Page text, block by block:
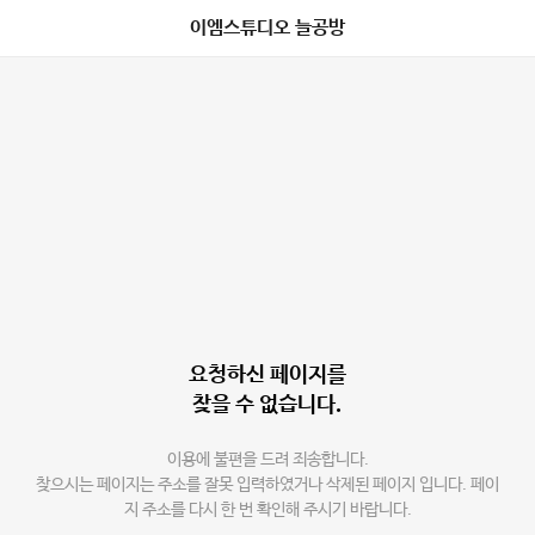
이엠스튜디오 늘공방
요청하신 페이지를
찾을 수 없습니다.
이용에 불편을 드려 죄송합니다.
찾으시는 페이지는 주소를 잘못 입력하였거나 삭제된 페이지 입니다. 페이
지 주소를 다시 한 번 확인해 주시기 바랍니다.